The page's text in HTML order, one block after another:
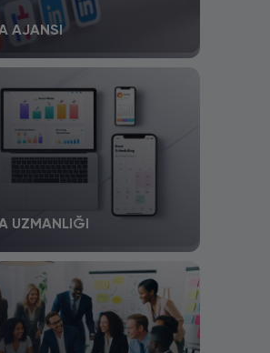
AJANSI
UZMANLIĞI